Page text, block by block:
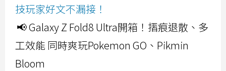
技玩家好文不漏接！
📢 Galaxy Z Fold8 Ultra開箱！摺痕退散、多
工效能 同時爽玩Pokemon GO、Pikmin
Bloom